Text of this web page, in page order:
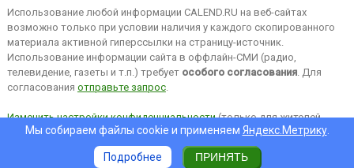
Использование любой информации CALEND.RU на веб-сайтах
возможно только при условии наличия у каждого скопированного
материала активной гиперссылки на страницу-источник.
Использование информации сайта в оффлайн-СМИ (радио,
телевидение, газеты и т.п.) требует особого согласования. Для
согласования отправьте запрос.
Изменить настройки конфиденциальности(только для жителей
EEA).Мы собираем файлы cookie и применяем Яндекс.Метрику.
Подробнее ПРИНЯТЬ